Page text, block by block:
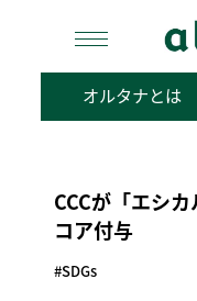
検
オルタナとは
CCCが「エシ
コア付与
#SDGs